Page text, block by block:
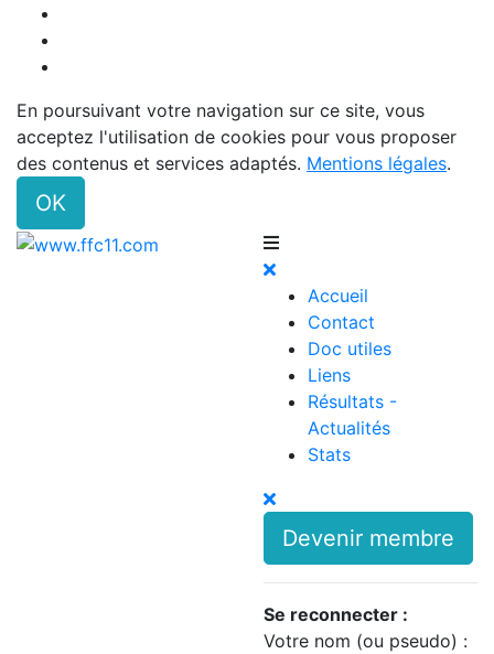
En poursuivant votre navigation sur ce site, vous
acceptez l'utilisation de cookies pour vous proposer
des contenus et services adaptés. Mentions légales.
OK
Accueil
Contact
Doc utiles
Liens
Résultats -
Actualités
Stats
Devenir membre
Se reconnecter :
Votre nom (ou pseudo) :